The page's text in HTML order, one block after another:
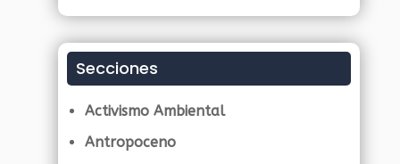
Secciones
Activismo Ambiental
Antropoceno